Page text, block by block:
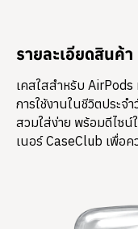
รายละเอียดสินค้า
เคสใสสำหรับ
การใช้งานในชีวิตประ
สวมใส่ง่าย พร้อมดีไซน์
เนอร์ CaseClub เพื่อ